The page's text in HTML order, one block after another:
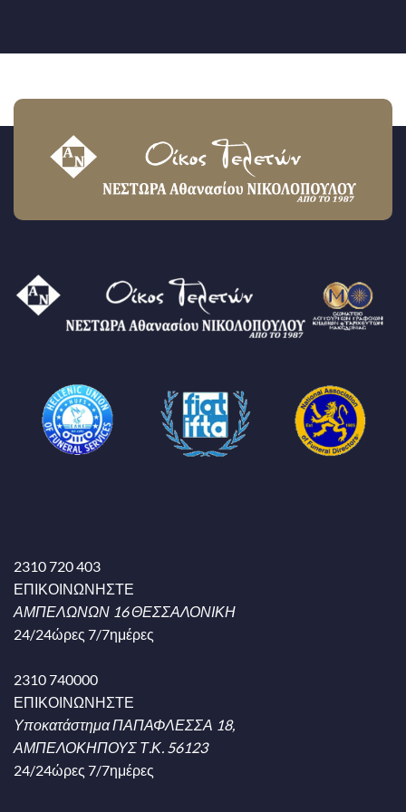
2310 720 403
ΕΠΙΚΟΙΝΩΝΗΣΤΕ
ΑΜΠΕΛΩΝΩΝ 16 ΘΕΣΣΑΛΟΝΙΚΗ
24/24ώρες 7/7ημέρες
2310 740000
ΕΠΙΚΟΙΝΩΝΗΣΤΕ
Υποκατάστημα ΠΑΠΑΦΛΕΣΣΑ 18,
ΑΜΠΕΛΟΚΗΠΟΥΣ Τ.Κ. 56123
24/24ώρες 7/7ημέρες